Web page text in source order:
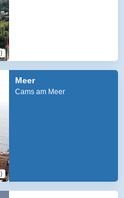
Meer
Cams am Meer